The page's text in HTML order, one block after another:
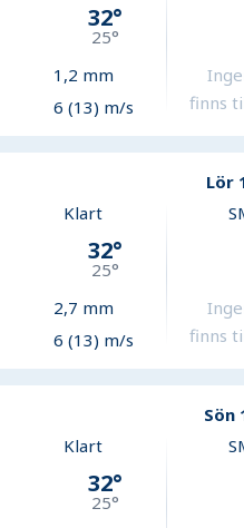
32°
25°
1,2 mm
6 (13) m/s
finns
Lör
Klart
32°
25°
2,7 mm
6 (13) m/s
finns
Sön
Klart
32°
25°